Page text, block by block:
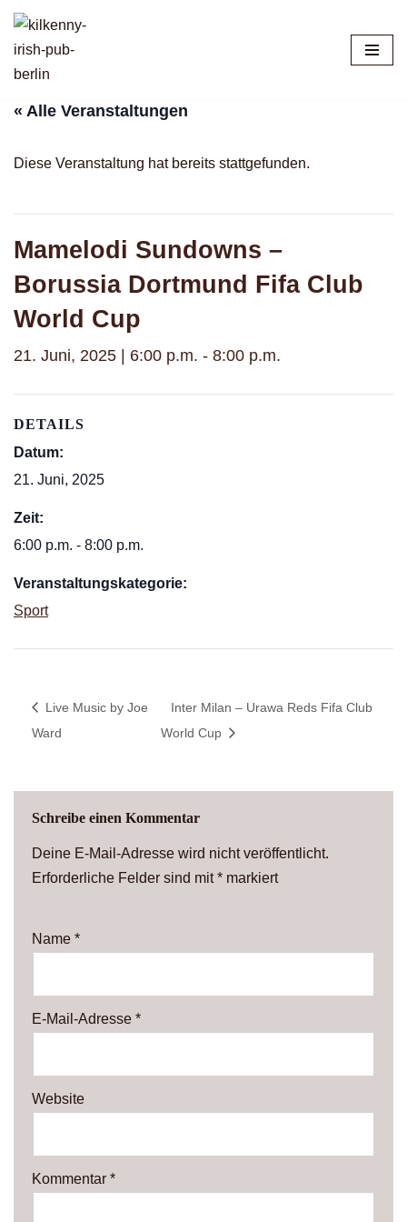
Zum
Inhalt
« Alle Veranstaltungen
Diese Veranstaltung hat bereits stattgefunden.
Mamelodi Sundowns –
Borussia Dortmund Fifa Club
World Cup
21. Juni, 2025 | 6:00 p.m. - 8:00 p.m.
DETAILS
Datum:
21. Juni, 2025
Zeit:
6:00 p.m. - 8:00 p.m.
Veranstaltungskategorie:
Sport
Live Music by Joe
Ward
Inter Milan – Urawa Reds Fifa Club
World Cup
Schreibe einen Kommentar
Deine E-Mail-Adresse wird nicht veröffentlicht.
Erforderliche Felder sind mit* markiert
Name *
E-Mail-Adresse *
Website
Kommentar *